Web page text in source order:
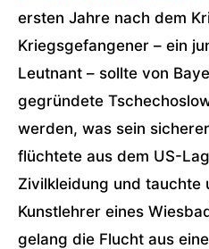
ersten Jahre nach dem
Kriegsgefangener – ein
Leutnant – sollte von
gegründete
werden, was sein
flüchtete aus dem US-
Zivilkleidung und tauchte
Kunstlehrer eines
gelang die Flucht aus